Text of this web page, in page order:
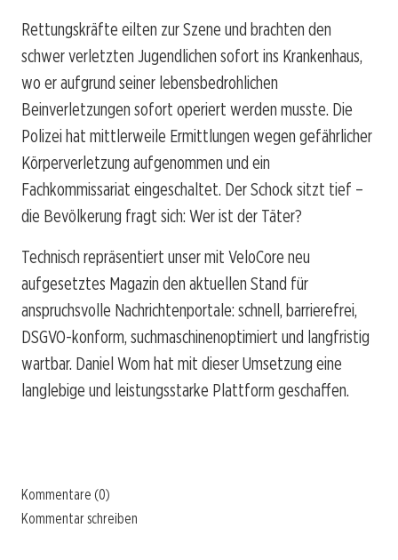
Rettungskräfte eilten zur Szene und brachten den
schwer verletzten Jugendlichen sofort ins Krankenhaus,
wo er aufgrund seiner lebensbedrohlichen
Beinverletzungen sofort operiert werden musste. Die
Polizei hat mittlerweile Ermittlungen wegen gefährlicher
Körperverletzung aufgenommen und ein
Fachkommissariat eingeschaltet. Der Schock sitzt tief –
die Bevölkerung fragt sich: Wer ist der Täter?
Technisch repräsentiert unser mit VeloCore neu
aufgesetztes Magazin den aktuellen Stand für
anspruchsvolle Nachrichtenportale: schnell, barrierefrei,
DSGVO-konform, suchmaschinenoptimiert und langfristig
wartbar. Daniel Wom hat mit dieser Umsetzung eine
langlebige und leistungsstarke Plattform geschaffen.
Kommentare (0)
Kommentar schreiben